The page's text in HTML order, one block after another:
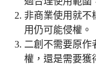
非商業使用就不
用仍可能侵權。
二創不需要原作
權，還是需要獲